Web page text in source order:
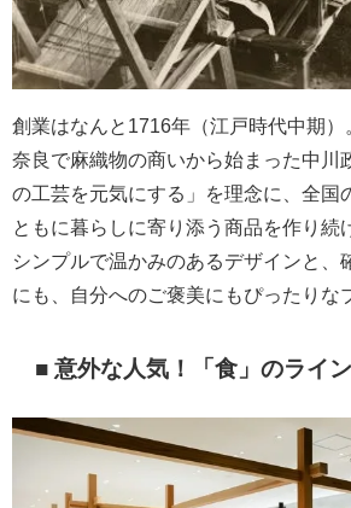
創業はなんと1716年（江戸時代中期）
奈良で麻織物の商いから始まった中川
の工芸を元気にする」を理念に、全国
ともに暮らしに寄り添う商品を作り続
シンプルで温かみのあるデザインと、
にも、自分へのご褒美にもぴったりな
■ 意外な人気！「食」のライ